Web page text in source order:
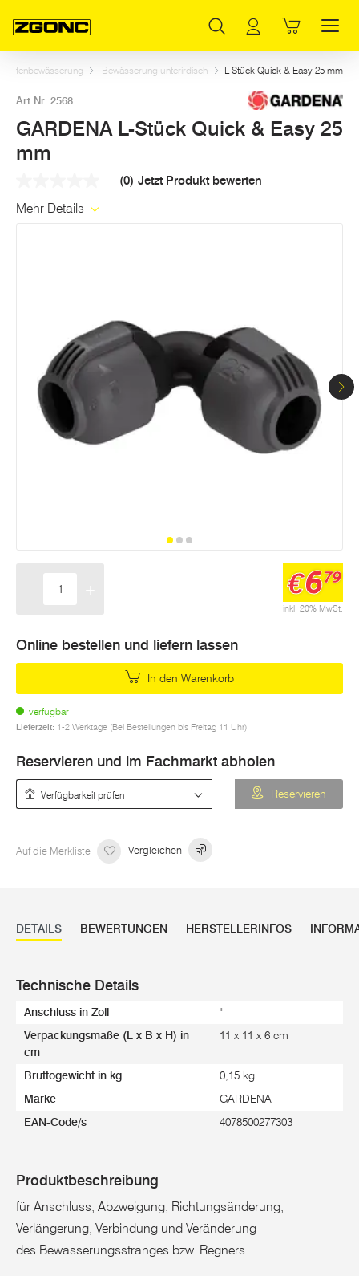
Gartenbewässerung Bewässerung unterirdisch L-Stück Quick & Easy 25 mm
Art.Nr. 2568
GARDENA L-Stück Quick & Easy 25
mm
Link
(0) Jetzt Produkt bewerten
Mehr Details
inkl. 20% MwSt.
€679
Online bestellen und liefern lassen
In den Warenkorb
verfügbar
Lieferzeit: 1-2 Werktage (Bei Bestellungen bis Freitag 11 Uhr)
Reservieren und im Fachmarkt abholen
Reservieren
Auf die Merkliste Vergleichen
DETAILS BEWERTUNGEN HERSTELLERINFOS
Technische Details
Anschluss in Zoll "
Verpackungsmaße (L x B x H) in
cm
11 x 11 x 6 cm
Bruttogewicht in kg 0,15 kg
Marke GARDENA
EAN-Code/s 4078500277303
Produktbeschreibung
für Anschluss, Abzweigung, Richtungsänderung,
Verlängerung, Verbindung und Veränderung
des Bewässerungsstranges bzw. Regners